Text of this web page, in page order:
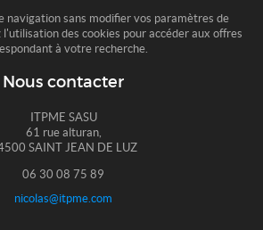
navigation sans modifier vos paramètres de
l'utilisation des cookies pour accéder aux offres
à votre recherche.
Nous contacter
ITPME SASU
61 rue alturan,
SAINT JEAN DE LUZ
06 30 08 75 89
nicolas@itpme.com